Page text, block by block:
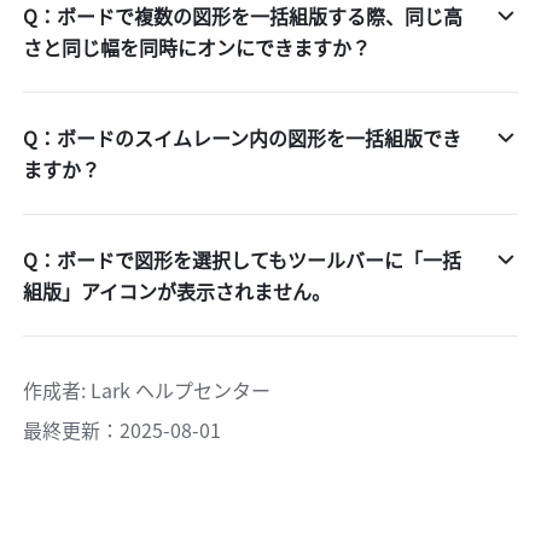
Q：ボードで複数の図形を一括組版する際、同じ高
さと同じ幅を同時にオンにできますか？
Q：ボードのスイムレーン内の図形を一括組版でき
ますか？
Q：ボードで図形を選択してもツールバーに「一括
組版」アイコンが表示されません。
作成者: Lark ヘルプセンター
最終更新：2025-08-01